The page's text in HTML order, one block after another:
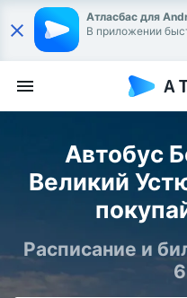
Атласбас для
В приложении
Автобус
Великий
Расписание и